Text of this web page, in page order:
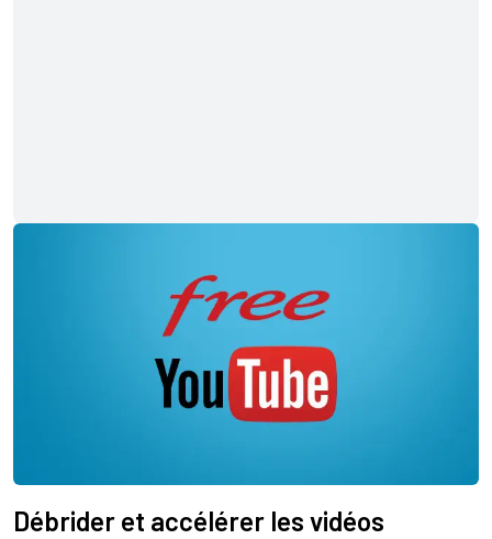
Débrider et accélérer les vidéos